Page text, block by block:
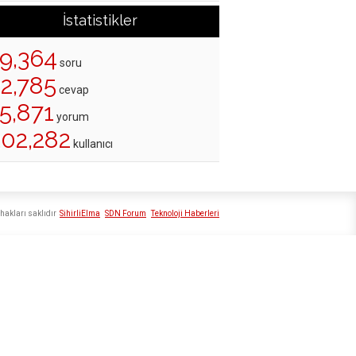
İstatistikler
soru
cevap
yorum
kullanıcı
SihirliElma SDN Forum Teknoloji Haberleri
saklıdır